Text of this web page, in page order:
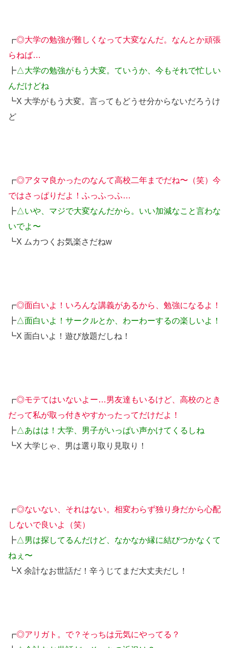
┏◎大学の勉強が難しくなって大変なんだ。なんとか頑張
らねば…
┣△大学の勉強がもう大変。ていうか、今もそれで忙しい
んだけどね
┗X 大学がもう大変。言ってもどうせ分からないだろうけ
ど
┏◎アタマ良かったのなんて高校二年までだね〜（笑）今
ではさっぱりだよ！ふっふっふ…
┣△いや、マジで大変なんだから。いい加減なこと言わな
いでよ〜
┗X ムカつくお気楽さだねw
┏◎面白いよ！いろんな講義があるから、勉強になるよ！
┣△面白いよ！サークルとか、わーわーするの楽しいよ！
┗X 面白いよ！遊び放題だしね！
┏◎モテてはいないよー…男友達もいるけど、高校のとき
だって私が取っ付きやすかったってだけだよ！
┣△あはは！大学、男子がいっぱい声かけてくるしね
┗X 大学じゃ、男は選り取り見取り！
┏◎ないない、それはない。相変わらず独り身だから心配
しないで良いよ（笑）
┣△男は探してるんだけど、なかなか縁に結びつかなくて
ねぇ〜
┗X 余計なお世話だ！辛うじてまだ大丈夫だし！
┏◎アリガト。で？そっちは元気にやってる？